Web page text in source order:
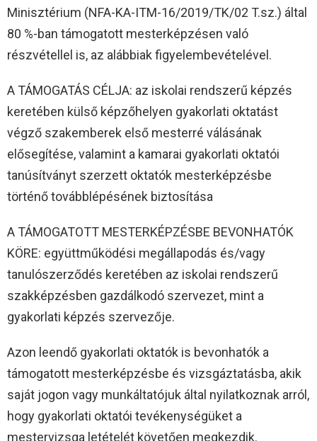
Minisztérium (NFA-KA-ITM-16/2019/TK/02 T.sz.) által
80 %-ban támogatott mesterképzésen való
részvétellel is, az alábbiak figyelembevételével.
A TÁMOGATÁS CÉLJA: az iskolai rendszerű képzés
keretében külső képzőhelyen gyakorlati oktatást
végző szakemberek első mesterré válásának
elősegítése, valamint a kamarai gyakorlati oktatói
tanúsítványt szerzett oktatók mesterképzésbe
történő továbblépésének biztosítása
A TÁMOGATOTT MESTERKÉPZÉSBE BEVONHATÓK
KÖRE: együttműködési megállapodás és/vagy
tanulószerződés keretében az iskolai rendszerű
szakképzésben gazdálkodó szervezet, mint a
gyakorlati képzés szervezője.
Azon leendő gyakorlati oktatók is bevonhatók a
támogatott mesterképzésbe és vizsgáztatásba, akik
saját jogon vagy munkáltatójuk által nyilatkoznak arról,
hogy gyakorlati oktatói tevékenységüket a
mestervizsga letételét követően megkezdik.